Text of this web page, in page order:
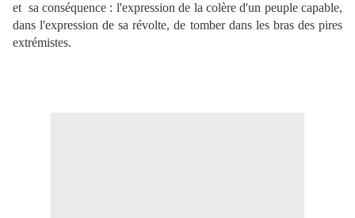
et sa conséquence : l'expression de la colère d'un peuple capable,
dans l'expression de sa révolte, de tomber dans les bras des pires
extrémistes.